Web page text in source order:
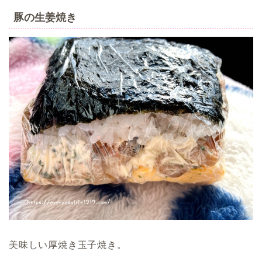
豚の生姜焼き
美味しい厚焼き玉子焼き。